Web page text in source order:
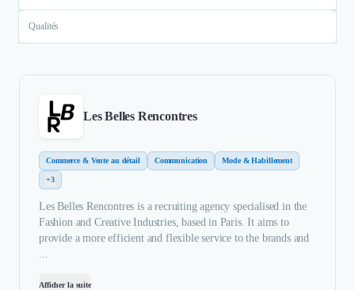
Qualités
Les Belles Rencontres
Commerce & Vente au détail Communication Mode & Habillement
+3
Les Belles Rencontres is a recruiting agency specialised in the
Fashion and Creative Industries, based in Paris. It aims to
provide a more efficient and flexible service to the brands and
Afficher la suite